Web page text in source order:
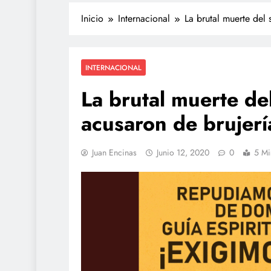
Inicio Internacional La brutal muerte del
INTERNACIONAL
La brutal muerte
acusaron de
Juan Encinas Junio 12, 2020 0 5